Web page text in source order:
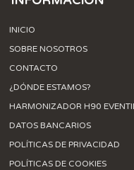
INICIO
SOBRE NOSOTROS
CONTACTO
¿DÓNDE ESTAMOS?
HARMONIZADOR H90
DATOS BANCARIOS
POLÍTICAS DE PRIVACIDAD
POLÍTICAS DE COOKIES